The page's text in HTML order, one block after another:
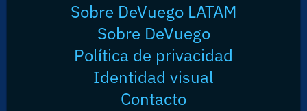
Sobre DeVuego LATAM
Sobre DeVuego
Política de privacidad
Identidad visual
Contacto